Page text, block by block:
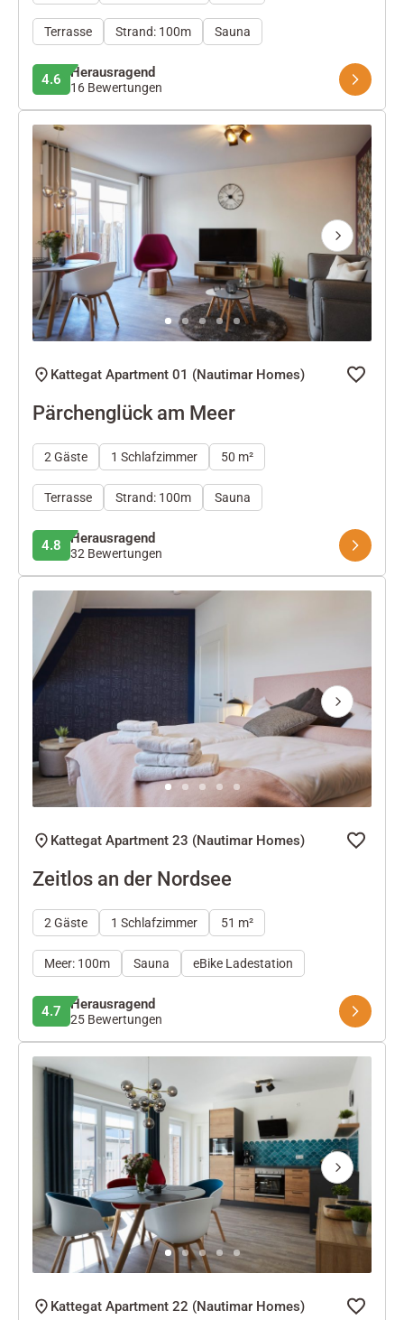
Terrasse Strand: 100m Sauna
4.6 Herausragend
16 Bewertungen
Next
Kattegat Apartment 01 (Nautimar Homes)
Pärchenglück am Meer
2 Gäste 1 Schlafzimmer 50 m²
Terrasse Strand: 100m Sauna
4.8 Herausragend
32 Bewertungen
Next
Kattegat Apartment 23 (Nautimar Homes)
Zeitlos an der Nordsee
2 Gäste 1 Schlafzimmer 51 m²
Meer: 100m Sauna eBike Ladestation
4.7 Herausragend
25 Bewertungen
Next
Kattegat Apartment 22 (Nautimar Homes)